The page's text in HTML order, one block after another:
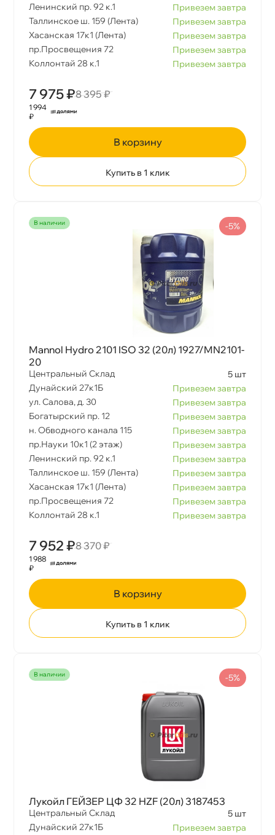
Ленинский пр. 92 к.1
Привезем завтра
Таллинское ш. 159 (Лента)
Привезем завтра
Хасанская 17к1 (Лента)
Привезем завтра
пр.Просвещения 72
Привезем завтра
Коллонтай 28 к.1
Привезем завтра
7 975 ₽8 395 ₽
1 994
₽
корзину
Купить в 1 клик
наличии
Mannol Hydro 2101 ISO 32 (20л) 1927/MN2101-
20
Центральный Склад
5 шт
Дунайский 27к1Б
Привезем завтра
ул. Салова, д. 30
Привезем завтра
Богатырский пр. 12
Привезем завтра
н. Обводного канала 115
Привезем завтра
пр.Науки 10к1 (2 этаж)
Привезем завтра
Ленинский пр. 92 к.1
Привезем завтра
Таллинское ш. 159 (Лента)
Привезем завтра
Хасанская 17к1 (Лента)
Привезем завтра
пр.Просвещения 72
Привезем завтра
Коллонтай 28 к.1
Привезем завтра
7 952 ₽8 370 ₽
-5%
1 988
₽
корзину
Купить в 1 клик
наличии
Лукойл ГЕЙЗЕР ЦФ 32 HZF (20л) 3187453
Центральный Склад
5 шт
Дунайский 27к1Б
Привезем завтра
-5%